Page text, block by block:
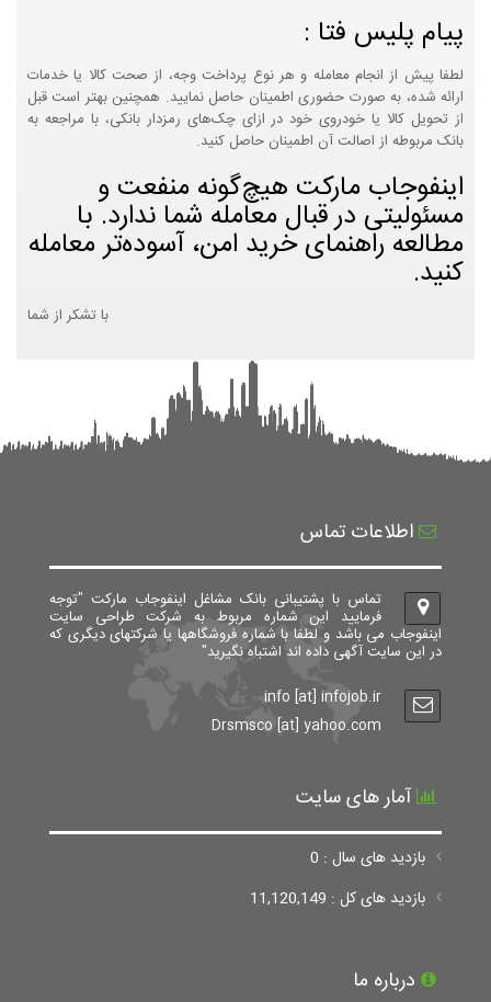
پیام پلیس فتا :
لطفا پیش از انجام معامله و هر نوع پرداخت وجه، از صحت کالا یا خدمات
ارائه شده، به صورت حضوری اطمینان حاصل نمایید. همچنین بهتر است قبل
از تحویل کالا یا خودروی خود در ازای چک‌های رمزدار بانکی، با مراجعه به
بانک مربوطه از اصالت آن اطمینان حاصل کنید.
اینفوجاب مارکت هیچ‌گونه منفعت و
مسئولیتی در قبال معامله شما ندارد. با
مطالعه راهنمای خرید امن، آسوده‌تر معامله
کنید.
با تشکر از شما
اطلاعات تماس
تماس با پشتیبانی بانک مشاغل اینفوجاب مارکت "توجه
فرمایید این شماره مربوط به شرکت طراحی سایت
اینفوجاب می باشد و لطفا با شماره فروشگاهها یا شرکتهای دیگری که
در این سایت آگهی داده اند اشتباه نگیرید"
info [at] infojob.ir
Drsmsco [at] yahoo.com
آمار های سایت
بازدید های سال : 0
بازدید های کل : 11,120,149
درباره ما